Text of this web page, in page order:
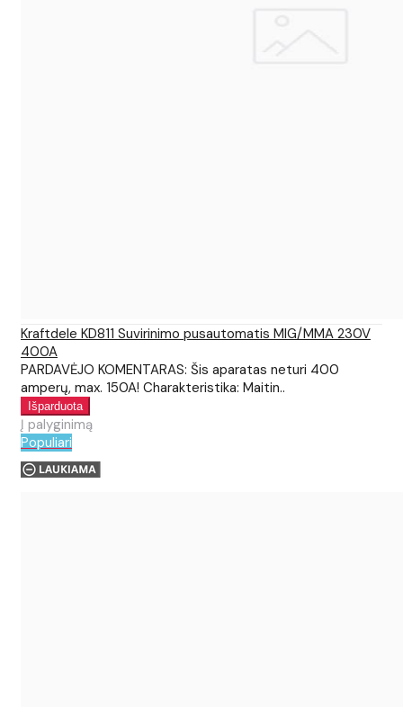
Kraftdele KD811 Suvirinimo pusautomatis MIG/MMA 230V
400A
PARDAVĖJO KOMENTARAS: Šis aparatas neturi 400
amperų, max. 150A! Charakteristika: Maitin..
Į palyginimą
Populiari